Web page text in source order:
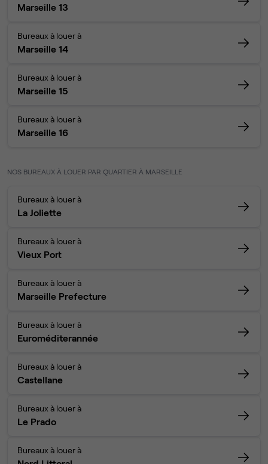
Marseille 13
Bureaux à louer à
Marseille 14
Bureaux à louer à
Marseille 15
Bureaux à louer à
Marseille 16
NOS BUREAUX À LOUER PAR QUARTIER À MARSEILLE
Bureaux à louer à
La Joliette
Bureaux à louer à
Vieux Port
Bureaux à louer à
Marseille Prefecture
Bureaux à louer à
Euroméditerannée
Bureaux à louer à
Castellane
Bureaux à louer à
Le Prado
Bureaux à louer à